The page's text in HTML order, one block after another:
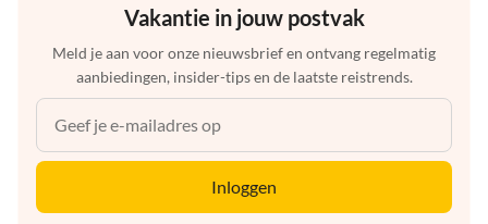
Vakantie in jouw postvak
Meld je aan voor onze nieuwsbrief en ontvang regelmatig
aanbiedingen, insider-tips en de laatste reistrends.
Inloggen